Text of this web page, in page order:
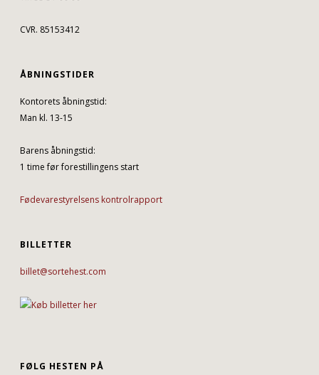
CVR. 85153412
ÅBNINGSTIDER
Kontorets åbningstid:
Man kl. 13-15
Barens åbningstid:
1 time før forestillingens start
Fødevarestyrelsens kontrolrapport
BILLETTER
billet@sortehest.com
FØLG HESTEN PÅ